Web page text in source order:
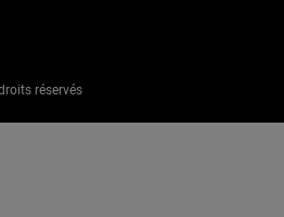
réservés